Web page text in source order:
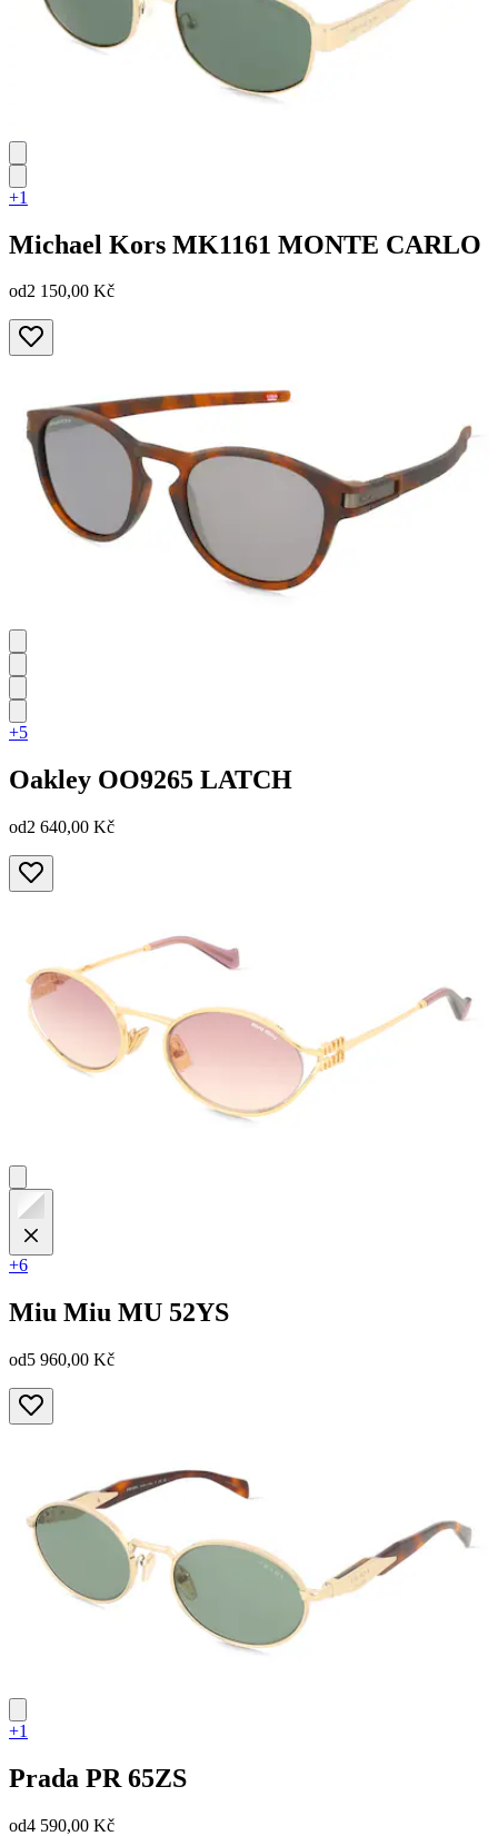
+1
Michael Kors MK1161 MONTE CARLO
od2 150,00 Kč
+5
Oakley OO9265 LATCH
od2 640,00 Kč
+6
Miu Miu MU 52YS
od5 960,00 Kč
+1
Prada PR 65ZS
od4 590,00 Kč